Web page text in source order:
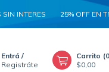
25% OFF EN
Entrá /
Registráte
Carrito (0
$0,00